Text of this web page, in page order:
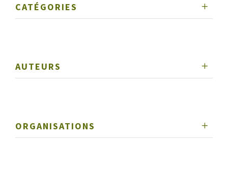
CATÉGORIES
AUTEURS
ORGANISATIONS